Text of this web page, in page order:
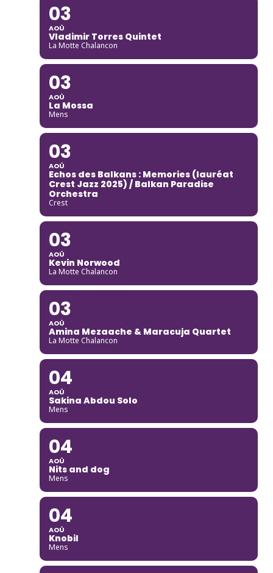
03
AOÛ
Vladimir Torres Quintet
La Motte Chalancon
03
AOÛ
La Mossa
Mens
03
AOÛ
Echos des Balkans : Memories (lauréat
Crest Jazz 2025) / Balkan Paradise
Orchestra
Crest
03
AOÛ
Kevin Norwood
La Motte Chalancon
03
AOÛ
Amina Mezaache & Maracuja Quartet
La Motte Chalancon
04
AOÛ
Sakina Abdou Solo
Mens
04
AOÛ
Nits and dog
Mens
04
AOÛ
Knobil
Mens